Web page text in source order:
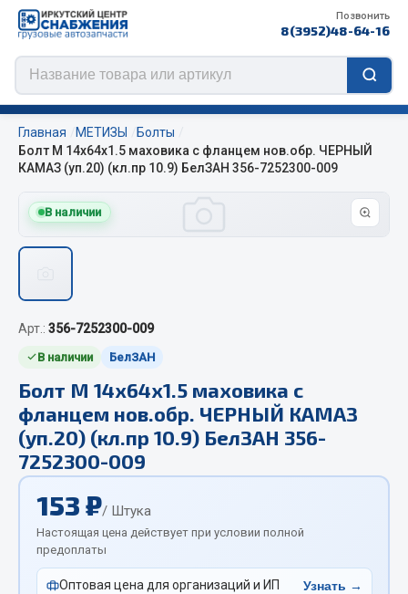
Позвонить
8(3952)48-64-16
ЦЕПИ РОССИЯ
Изготовление цепей на колеса BOHU
QITONG
Весь раздел
Отопители салона, подогреватели
Автономные воздушные отопители
Отопители салона
Подогреватели тосола
Весь раздел
Главная МЕТИЗЫ
Болты
Болт М 14х64х1.5 маховика с фланцем нов.обр. ЧЕРНЫЙ
КАМАЗ (уп.20) (кл.пр 10.9) БелЗАН 356-7252300-009
В наличии
Арт.: 356-7252300-009
В наличии БелЗАН
Болт М 14х64х1.5 маховика с
фланцем нов.обр. ЧЕРНЫЙ КАМАЗ
(уп.20) (кл.пр 10.9) БелЗАН 356-
7252300-009
153 ₽/ Штука
Настоящая цена действует при условии полной
предоплаты
Оптовая цена для организаций и ИП Узнать →